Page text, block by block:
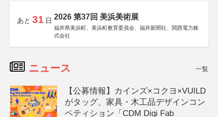
あと 31 日 2026 第37回 美浜美術展
福井県美浜町、美浜町教育委員会、福井新聞社、関西電力株
式会社
ニュース 一覧
【公募情報】カインズ×コクヨ×VUILD
がタッグ、家具・木工品デザインコン
ペティション「CDM Digi Fab